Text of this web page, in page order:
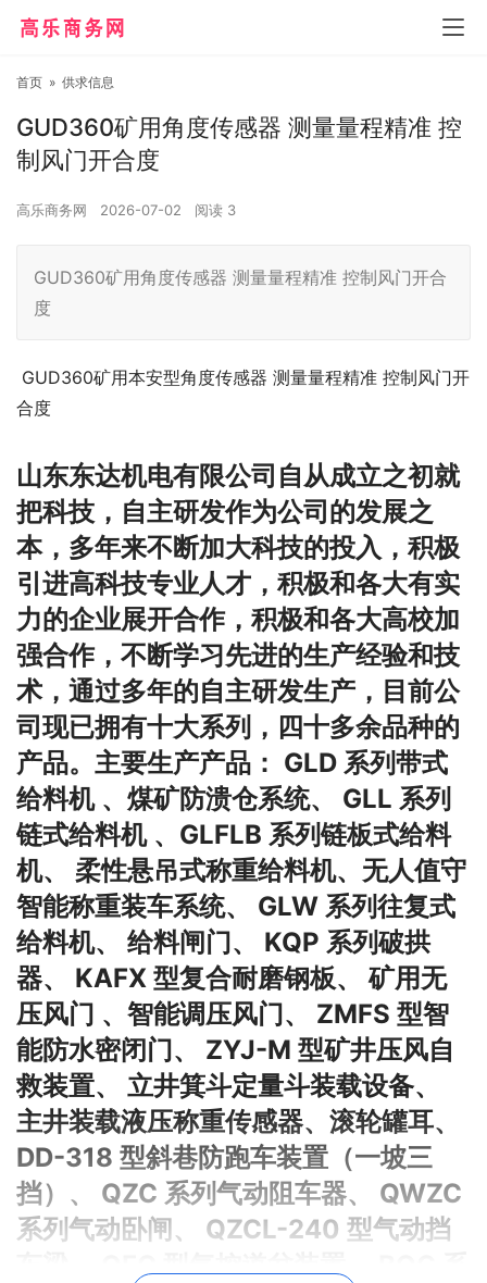
首页 » 供求信息
GUD360矿用角度传感器 测量量程精准 控
制风门开合度
高乐商务网 2026-07-02 阅读 3
GUD360矿用角度传感器 测量量程精准 控制风门开合
度
GUD360矿用本安型角度传感器 测量量程精准 控制风门开
合度
山东东达机电有限公司自从成立之初就
把科技，自主研发作为公司的发展之
本，多年来不断加大科技的投入，积极
引进高科技专业人才，积极和各大有实
力的企业展开合作，积极和各大高校加
强合作，不断学习先进的生产经验和技
术，通过多年的自主研发生产，目前公
司现已拥有十大系列，四十多余品种的
产品。 主要生产产品 ： GLD 系列带式
给料机 、煤矿防溃仓系统、 GLL 系列
链式给料机 、GLFLB 系列链板式给料
机、 柔性悬吊式称重给料机、无人值守
智能称重装车系统、 GLW 系列往复式
给料机、 给料闸门、 KQP 系列破拱
器、 KAFX 型复合耐磨钢板、 矿用无
压风门 、智能调压风门、 ZMFS 型智
能防水密闭门、 ZYJ-M 型矿井压风自
救装置、 立井箕斗定量斗装载设备、
主井装载液压称重传感器、滚轮罐耳、
DD-318 型斜巷防跑车装置（一坡三
挡）、 QZC 系列气动阻车器、 QWZC
系列气动卧闸、 QZCL-240 型气动挡
车梁、 QFC 型气控道岔装置、 BQG 系